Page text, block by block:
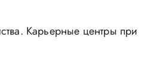
Карьерные центры при